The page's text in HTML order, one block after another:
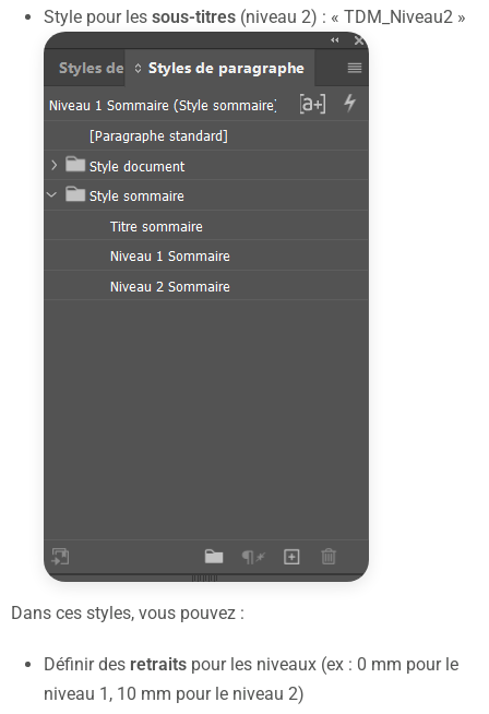
Style pour les sous-titres (niveau 2) : « TDM_Niveau2 »
Dans ces styles, vous pouvez :
Définir des retraits pour les niveaux (ex : 0 mm pour le
niveau 1, 10 mm pour le niveau 2)